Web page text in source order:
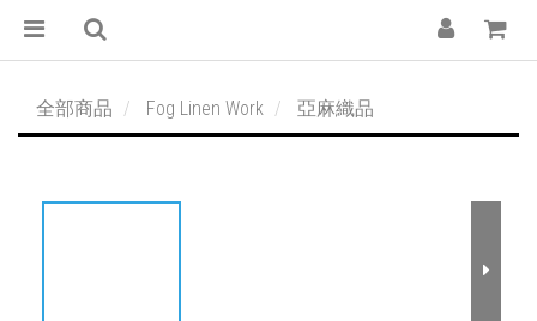
全部商品 Fog Linen Work 亞麻織品